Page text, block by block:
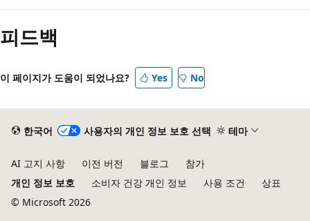
피드백
이 페이지가 도움이 되었나요? Yes No
한국어 사용자의 개인 정보 보호 선택 테마
AI 고지 사항 이전 버전 블로그
참가
개인 정보 보호
소비자 건강 개인 정보 사용 조건
상표
© Microsoft 2026